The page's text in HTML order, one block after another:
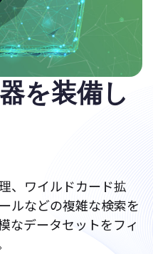
を装備し
、ワイルドカード拡
ルなどの複雑な検索を
なデータセットをフィ